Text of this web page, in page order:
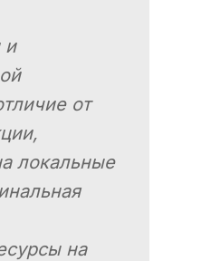
и
от
локальные
на